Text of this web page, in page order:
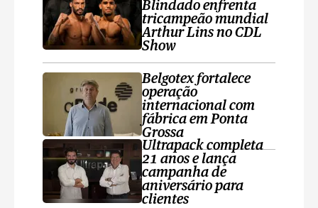
Blindado enfrenta
tricampeão mundial
Arthur Lins no CDL
Show
Belgotex fortalece
operação
internacional com
fábrica em Ponta
Grossa
Ultrapack completa
21 anos e lança
campanha de
aniversário para
clientes